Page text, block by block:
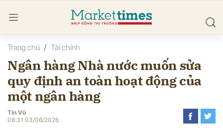
Trang chủ Tài chính
Ngân hàng Nhà nước muốn sửa
quy định an toàn hoạt động của
một ngân hàng
Tin Vũ
08:31 03/06/2026
luận